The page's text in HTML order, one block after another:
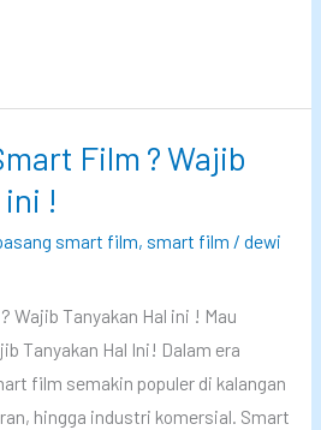
Film ? Wajib
!
smart film, smart film / dewi
Wajib Tanyakan Hal ini ! Mau
Tanyakan Hal Ini! Dalam era
film semakin populer di kalangan
hingga industri komersial. Smart